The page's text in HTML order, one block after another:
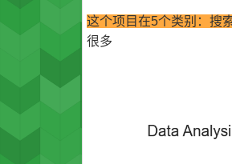
这个项目在5个类别：搜
很多